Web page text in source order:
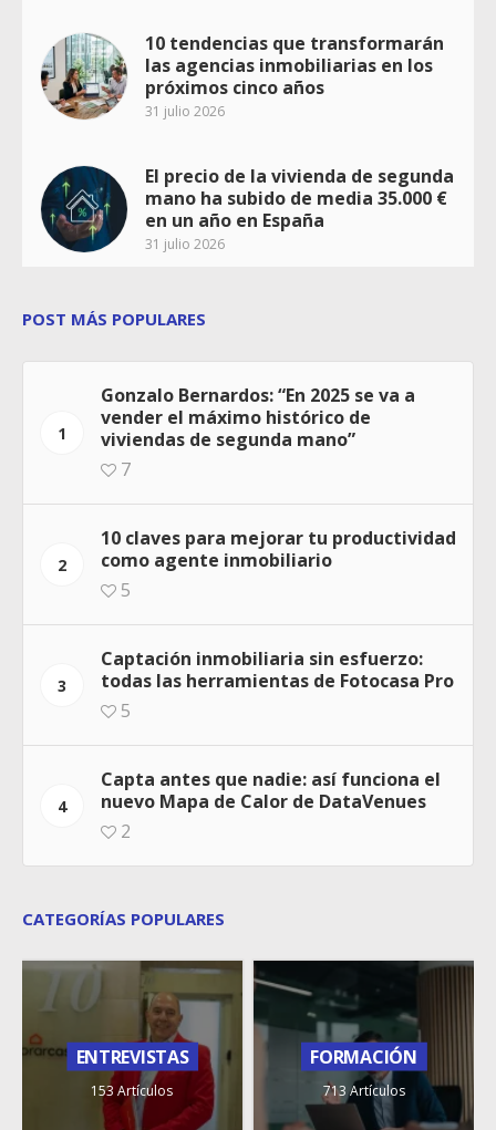
10 tendencias que transformarán
las agencias inmobiliarias en los
próximos cinco años
31 julio 2026
El precio de la vivienda de segunda
mano ha subido de media 35.000 €
en un año en España
31 julio 2026
POST MÁS POPULARES
1
Gonzalo Bernardos: “En 2025 se va a
vender el máximo histórico de
viviendas de segunda mano”
7
2
10 claves para mejorar tu productividad
como agente inmobiliario
5
3
Captación inmobiliaria sin esfuerzo:
todas las herramientas de Fotocasa Pro
5
4
Capta antes que nadie: así funciona el
nuevo Mapa de Calor de DataVenues
2
CATEGORÍAS POPULARES
ENTREVISTAS
153 Artículos
FORMACIÓN
713 Artículos